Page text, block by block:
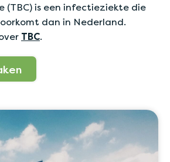
(TBC) is een infectieziekte die
dan in Nederland.
TBC.